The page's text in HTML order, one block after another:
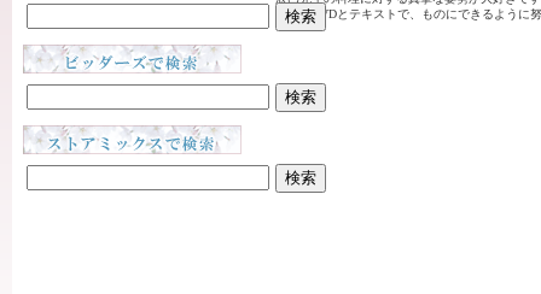
付属のDVDとテキストで、ものにできるように